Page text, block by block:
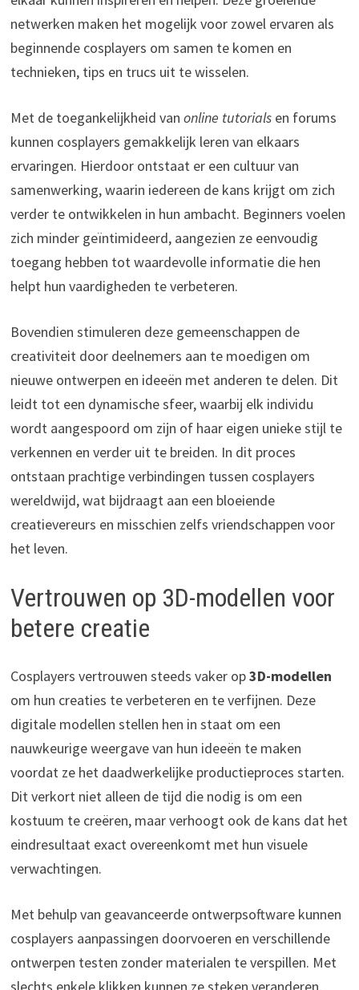
netwerken maken het mogelijk voor zowel ervaren als
beginnende cosplayers om samen te komen en
technieken, tips en trucs uit te wisselen.
Met de toegankelijkheid van online tutorialsen forums
kunnen cosplayers gemakkelijk leren van elkaars
ervaringen. Hierdoor ontstaat er een cultuur van
samenwerking, waarin iedereen de kans krijgt om zich
verder te ontwikkelen in hun ambacht. Beginners voelen
zich minder geïntimideerd, aangezien ze eenvoudig
toegang hebben tot waardevolle informatie die hen
helpt hun vaardigheden te verbeteren.
Bovendien stimuleren deze gemeenschappen de
creativiteit door deelnemers aan te moedigen om
nieuwe ontwerpen en ideeën met anderen te delen. Dit
leidt tot een dynamische sfeer, waarbij elk individu
wordt aangespoord om zijn of haar eigen unieke stijl te
verkennen en verder uit te breiden. In dit proces
ontstaan prachtige verbindingen tussen cosplayers
wereldwijd, wat bijdraagt aan een bloeiende
creatievereurs en misschien zelfs vriendschappen voor
het leven.
Vertrouwen op 3D-modellen voor
betere creatie
Cosplayers vertrouwen steeds vaker op3D-modellen
om hun creaties te verbeteren en te verfijnen. Deze
digitale modellen stellen hen in staat om een
nauwkeurige weergave van hun ideeën te maken
voordat ze het daadwerkelijke productieproces starten.
Dit verkort niet alleen de tijd die nodig is om een
kostuum te creëren, maar verhoogt ook de kans dat het
eindresultaat exact overeenkomt met hun visuele
verwachtingen.
Met behulp van geavanceerde ontwerpsoftware kunnen
cosplayers aanpassingen doorvoeren en verschillende
ontwerpen testen zonder materialen te verspillen. Met